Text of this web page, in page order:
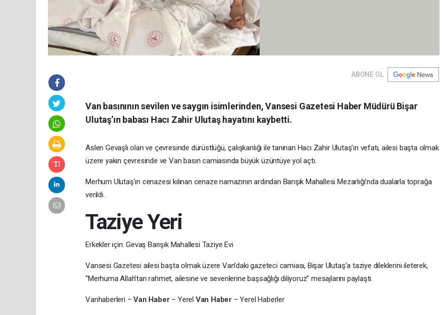
ABONE OL
Van basınının sevilen ve saygın isimlerinden, Vansesi Gazetesi Haber Müdürü Bişar
Ulutaş’ın babası Hacı Zahir Ulutaş hayatını kaybetti.
Aslen Gevaşlı olan ve çevresinde dürüstlüğü, çalışkanlığı ile tanınan Hacı Zahir Ulutaş’ın vefatı, ailesi başta olmak
üzere yakın çevresinde ve Van basın camiasında büyük üzüntüye yol açtı.
Merhum Ulutaş’ın cenazesi kılınan cenaze namazının ardından Barışık Mahallesi Mezarlığı’nda dualarla toprağa
verildi.
Taziye Yeri
Erkekler için: Gevaş Barışık Mahallesi Taziye Evi
Vansesi Gazetesi ailesi başta olmak üzere Van’daki gazeteci camiası, Bişar Ulutaş’a taziye dileklerini ileterek,
“Merhuma Allah’tan rahmet, ailesine ve sevenlerine başsağlığı diliyoruz” mesajlarını paylaştı.
Vanhaberleri –Van Haber – Yerel Van Haber – Yerel Haberler